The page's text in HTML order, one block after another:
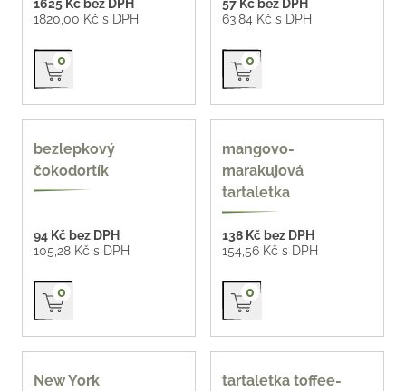
1625 Kč bez DPH
1820,00 Kč s DPH
Přidat do košíku
0
57 Kč bez DPH
63,84 Kč s DPH
Přidat do košíku
0
bezlepek
bezlepkový
čokodortík
94 Kč bez DPH
105,28 Kč s DPH
Přidat do košíku
0
mangovo-
marakujová
tartaletka
138 Kč bez DPH
154,56 Kč s DPH
Přidat do košíku
0
New York
tartaletka toffee-